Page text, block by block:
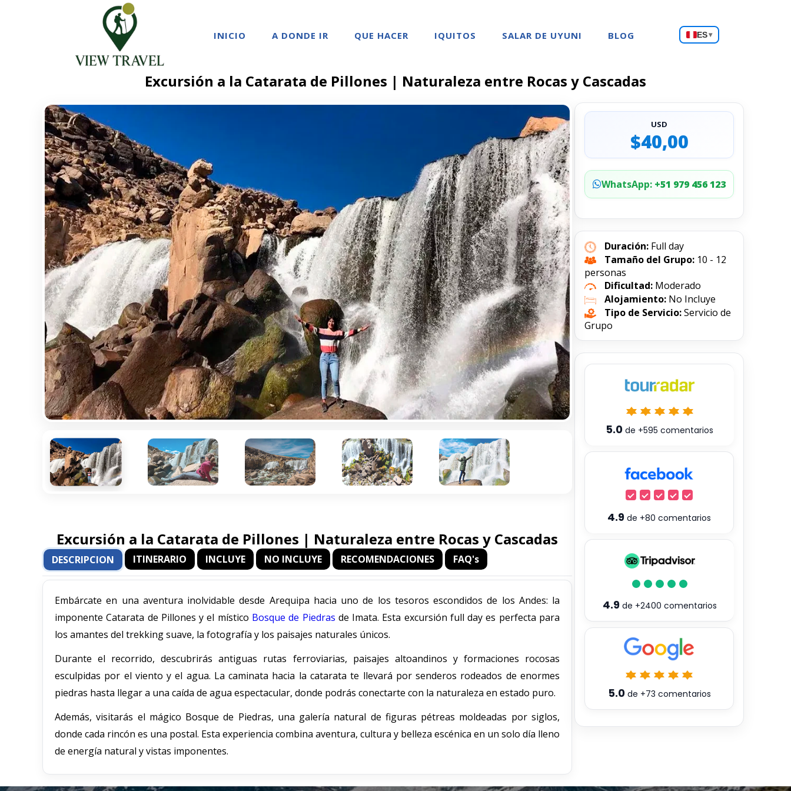
INICIO A DONDE IR QUE HACER IQUITOS SALAR DE UYUNI BLOG
Choose
a
ES▾
Excursión a la Catarata de Pillones | Naturaleza entre Rocas y Cascadas
Excursión a la Catarata de Pillones | Naturaleza entre Rocas y Cascadas
DESCRIPCION ITINERARIO INCLUYE NO INCLUYE RECOMENDACIONES FAQ's
Embárcate en una aventura inolvidable desde Arequipa hacia uno de los tesoros escondidos de los Andes: la
imponente Catarata de Pillones y el místico Bosque de Piedras de Imata. Esta excursión full day es perfecta para
los amantes del trekking suave, la fotografía y los paisajes naturales únicos.
Durante el recorrido, descubrirás antiguas rutas ferroviarias, paisajes altoandinos y formaciones rocosas
esculpidas por el viento y el agua. La caminata hacia la catarata te llevará por senderos rodeados de enormes
piedras hasta llegar a una caída de agua espectacular, donde podrás conectarte con la naturaleza en estado puro.
Además, visitarás el mágico Bosque de Piedras, una galería natural de figuras pétreas moldeadas por siglos,
donde cada rincón es una postal. Esta experiencia combina aventura, cultura y belleza escénica en un solo día lleno
de energía natural y vistas imponentes.
USD
$40,00
WhatsApp: +51 979 456 123
Duración: Full day
Tamaño del Grupo: 10 - 12
personas
Dificultad: Moderado
Alojamiento: No Incluye
Tipo de Servicio:Servicio de
Grupo
5.0 de +595 comentarios
4.9 de +80 comentarios
4.9de +2400 comentarios
5.0de +73 comentarios